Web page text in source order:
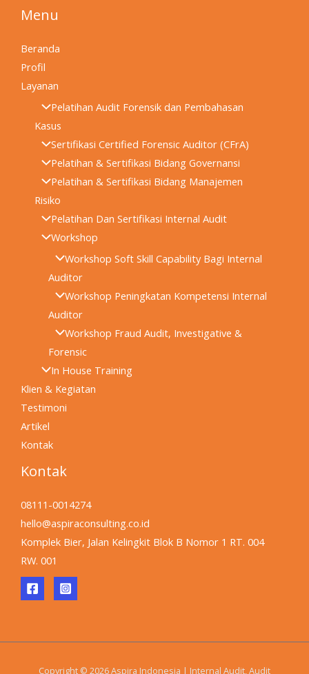
Menu
Beranda
Profil
Layanan
Pelatihan Audit Forensik dan Pembahasan
Kasus
Sertifikasi Certified Forensic Auditor (CFrA)
Pelatihan & Sertifikasi Bidang Governansi
Pelatihan & Sertifikasi Bidang Manajemen
Risiko
Pelatihan Dan Sertifikasi Internal Audit
Workshop
Workshop Soft Skill Capability Bagi Internal
Auditor
Workshop Peningkatan Kompetensi Internal
Auditor
Workshop Fraud Audit, Investigative &
Forensic
In House Training
Klien & Kegiatan
Testimoni
Artikel
Kontak
Kontak
08111-0014274
hello@aspiraconsulting.co.id
Komplek Bier, Jalan Kelingkit Blok B Nomor 1 RT. 004
RW. 001
Copyright © 2026 Aspira Indonesia | Internal Audit, Audit